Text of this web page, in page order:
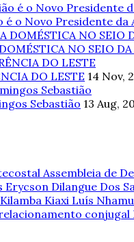
é o Novo Presidente da
NO SEIO
DO LESTE 14 Nov,
Sebastião 13 Aug,
Assembleia de
Erycson Dilangue Dos
Kilamba Kiaxi Luís
conjugal